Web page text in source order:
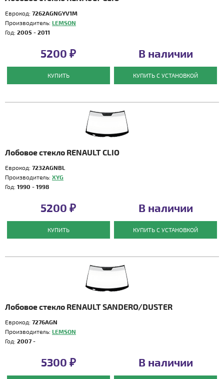
Еврокод: 7262AGNGYV1M
Производитель: LEMSON
Год: 2005 - 2011
5200 ₽
КУПИТЬ
В наличии
КУПИТЬ С УСТАНОВКОЙ
Лобовое стекло RENAULT CLIO
Еврокод: 7232AGNBL
Производитель: XYG
Год: 1990 - 1998
5200 ₽
КУПИТЬ
В наличии
КУПИТЬ С УСТАНОВКОЙ
Лобовое стекло RENAULT SANDERO/DUSTER
Еврокод: 7276AGN
Производитель: LEMSON
Год: 2007 -
5300 ₽ В наличии